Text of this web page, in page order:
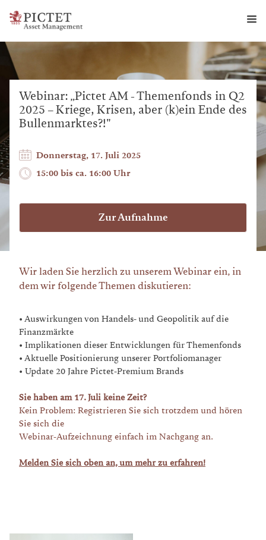
Webinar: „Pictet AM - Themenfonds in Q2
2025 – Kriege, Krisen, aber (k)ein Ende des
Bullenmarktes?!"
Donnerstag, 17. Juli 2025
15:00bis ca. 16:00Uhr
Zur Aufnahme
Wir laden Sie herzlich zu unserem Webinar ein, in
dem wir folgende Themen diskutieren:
• Auswirkungen von Handels- und Geopolitik auf die
Finanzmärkte
• Implikationen dieser Entwicklungen für Themenfonds
• Aktuelle Positionierung unserer Portfoliomanager
• Update 20 Jahre Pictet-Premium Brands
Sie haben am 17. Juli keine Zeit?
Kein Problem: Registrieren Sie sich trotzdem und hören
Sie sich die
Webinar-Aufzeichnung einfach im Nachgang an.
Melden Sie sich oben an, um mehr zu erfahren!